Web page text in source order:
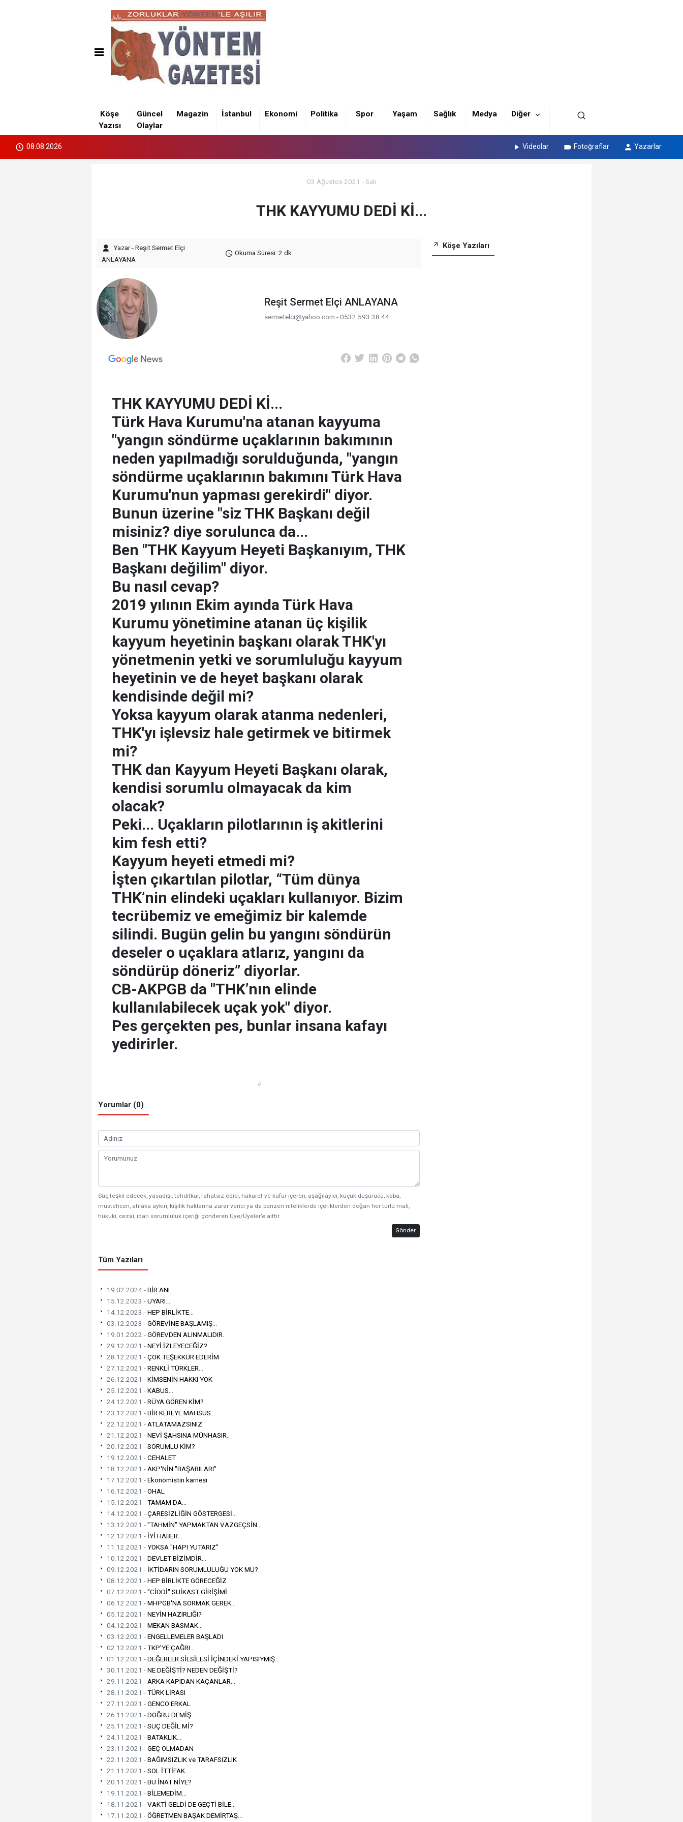
Köşe
Yazısı
Güncel
Olaylar
Magazin İstanbul Ekonomi Politika Spor Yaşam Sağlık Medya Diğer
08.08.2026 Videolar Fotoğraflar Yazarlar
03 Ağustos 2021 - Salı
THK KAYYUMU DEDİ Kİ...
Yazar - Reşit Sermet Elçi
ANLAYANA
Okuma Süresi: 2 dk.
Reşit Sermet Elçi ANLAYANA
sermetelci@yahoo.com - 0532 593 38 44
THK KAYYUMU DEDİ Kİ...
Türk Hava Kurumu'na atanan kayyuma
"yangın söndürme uçaklarının bakımının
neden yapılmadığı sorulduğunda, "yangın
söndürme uçaklarının bakımını Türk Hava
Kurumu'nun yapması gerekirdi" diyor.
Bunun üzerine "siz THK Başkanı değil
misiniz? diye sorulunca da...
Ben "THK Kayyum Heyeti Başkanıyım, THK
Başkanı değilim" diyor.
Bu nasıl cevap?
2019 yılının Ekim ayında Türk Hava
Kurumu yönetimine atanan üç kişilik
kayyum heyetinin başkanı olarak THK'yı
yönetmenin yetki ve sorumluluğu kayyum
heyetinin ve de heyet başkanı olarak
kendisinde değil mi?
Yoksa kayyum olarak atanma nedenleri,
THK'yı işlevsiz hale getirmek ve bitirmek
mi?
THK dan Kayyum Heyeti Başkanı olarak,
kendisi sorumlu olmayacak da kim
olacak?
Peki... Uçakların pilotlarının iş akitlerini
kim fesh etti?
Kayyum heyeti etmedi mi?
İşten çıkartılan pilotlar, “Tüm dünya
THK’nin elindeki uçakları kullanıyor. Bizim
tecrübemiz ve emeğimiz bir kalemde
silindi. Bugün gelin bu yangını söndürün
deseler o uçaklara atlarız, yangını da
söndürüp döneriz” diyorlar.
CB-AKPGB da "THK’nın elinde
kullanılabilecek uçak yok" diyor.
Pes gerçekten pes, bunlar insana kafayı
yedirirler.
#
Yorumlar (0)
Suç teşkil edecek, yasadışı, tehditkar, rahatsız edici, hakaret ve küfür içeren, aşağılayıcı, küçük düşürücü, kaba,
müstehcen, ahlaka aykırı, kişilik haklarına zarar verici ya da benzeri niteliklerde içeriklerden doğan her türlü mali,
hukuki, cezai, idari sorumluluk içeriği gönderen Üye/Üyeler’e aittir.
Gönder
Tüm Yazıları
19.02.2024 -BİR ANI...
15.12.2023 -UYARI...
14.12.2023 -HEP BİRLİKTE...
03.12.2023 -GÖREVİNE BAŞLAMIŞ...
19.01.2022 -GÖREVDEN ALINMALIDIR.
29.12.2021 -NEYİ İZLEYECEĞİZ?
28.12.2021 -ÇOK TEŞEKKÜR EDERİM
27.12.2021 -RENKLİ TÜRKLER...
26.12.2021 -KİMSENİN HAKKI YOK
25.12.2021 -KABUS...
24.12.2021 -RÜYA GÖREN KİM?
23.12.2021 -BİR KEREYE MAHSUS...
22.12.2021 - ATLATAMAZSINIZ
21.12.2021 -NEVİ ŞAHSINA MÜNHASIR..
20.12.2021 -SORUMLU KİM?
19.12.2021 -CEHALET
18.12.2021 - AKP'NİN "BAŞARILARI"
17.12.2021 -Ekonomistin karnesi
16.12.2021 -OHAL
15.12.2021 -TAMAM DA...
14.12.2021 -ÇARESİZLİĞİN GÖSTERGESİ...
13.12.2021 -"TAHMİN" YAPMAKTAN VAZGEÇSİN...
12.12.2021 - İYİ HABER...
11.12.2021 -YOKSA "HAPI YUTARIZ"
10.12.2021 -DEVLET BİZİMDİR...
09.12.2021 - İKTİDARIN SORUMLULUĞU YOK MU?
08.12.2021 -HEP BİRLİKTE GÖRECEĞİZ
07.12.2021 -"CİDDİ" SUİKAST GİRİŞİMİ
06.12.2021 -MHPGB'NA SORMAK GEREK...
05.12.2021 -NEYİN HAZIRLIĞI?
04.12.2021 -MEKAN BASMAK...
03.12.2021 -ENGELLEMELER BAŞLADI
02.12.2021 -TKP'YE ÇAĞRI...
01.12.2021 -DEĞERLER SİLSİLESİ İÇİNDEKİ YAPISIYMIŞ...
30.11.2021 -NE DEĞİŞTİ? NEDEN DEĞİŞTİ?
29.11.2021 - ARKA KAPIDAN KAÇANLAR...
28.11.2021 -TÜRK LİRASI
27.11.2021 -GENCO ERKAL
26.11.2021 -DOĞRU DEMİŞ...
25.11.2021 -SUÇ DEĞİL Mİ?
24.11.2021 -BATAKLIK...
23.11.2021 -GEÇ OLMADAN
22.11.2021 -BAĞIMSIZLIK ve TARAFSIZLIK
21.11.2021 -SOL İTTİFAK...
20.11.2021 -BU İNAT NİYE?
19.11.2021 -BİLEMEDİM...
18.11.2021 -VAKTİ GELDİ DE GEÇTİ BİLE...
17.11.2021 -ÖĞRETMEN BAŞAK DEMİRTAŞ...
Köşe Yazıları